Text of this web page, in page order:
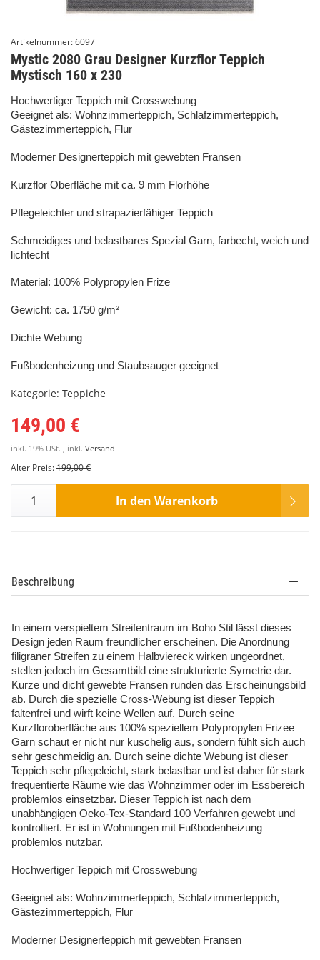
Artikelnummer:6097
Mystic 2080 Grau Designer Kurzflor Teppich
Mystisch 160 x 230
Hochwertiger Teppich mit Crosswebung
Geeignet als: Wohnzimmerteppich, Schlafzimmerteppich,
Gästezimmerteppich, Flur
Moderner Designerteppich mit gewebten Fransen
Kurzflor Oberfläche mit ca. 9 mm Florhöhe
Pflegeleichter und strapazierfähiger Teppich
Schmeidiges und belastbares Spezial Garn, farbecht, weich und
lichtecht
Material: 100% Polypropylen Frize
Gewicht: ca. 1750 g/m²
Dichte Webung
Fußbodenheizung und Staubsauger geeignet
Kategorie: Teppiche
149,00 €
inkl. 19% USt. , inkl. Versand
Alter Preis:199,00 €
In den Warenkorb
Beschreibung
In einem verspieltem Streifentraum im Boho Stil lässt dieses
Design jeden Raum freundlicher erscheinen. Die Anordnung
filigraner Streifen zu einem Halbviereck wirken ungeordnet,
stellen jedoch im Gesamtbild eine strukturierte Symetrie dar.
Kurze und dicht gewebte Fransen runden das Erscheinungsbild
ab. Durch die spezielle Cross-Webung ist dieser Teppich
faltenfrei und wirft keine Wellen auf. Durch seine
Kurzfloroberfläche aus 100% speziellem Polypropylen Frizee
Garn schaut er nicht nur kuschelig aus, sondern fühlt sich auch
sehr geschmeidig an. Durch seine dichte Webung ist dieser
Teppich sehr pflegeleicht, stark belastbar und ist daher für stark
frequentierte Räume wie das Wohnzimmer oder im Essbereich
problemlos einsetzbar. Dieser Teppich ist nach dem
unabhängigen Oeko-Tex-Standard 100 Verfahren gewebt und
kontrolliert. Er ist in Wohnungen mit Fußbodenheizung
problemlos nutzbar.
Hochwertiger Teppich mit Crosswebung
Geeignet als: Wohnzimmerteppich, Schlafzimmerteppich,
Gästezimmerteppich, Flur
Moderner Designerteppich mit gewebten Fransen